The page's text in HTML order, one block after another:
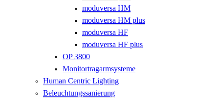
moduversa HM
moduversa HM plus
moduversa HF
moduversa HF plus
OP 3800
Monitortragarmsysteme
Human Centric Lighting
Beleuchtungssanierung